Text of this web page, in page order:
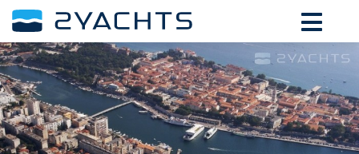
ВЫБЕРИТЕ ДАТЫ ДЛЯ ОПРЕДЕЛЕНИЯ
СТОИМОСТИ
Август, 2026
ПН ВТ ЧТ ПТ СБ ВС
27 28 29 30 1
2